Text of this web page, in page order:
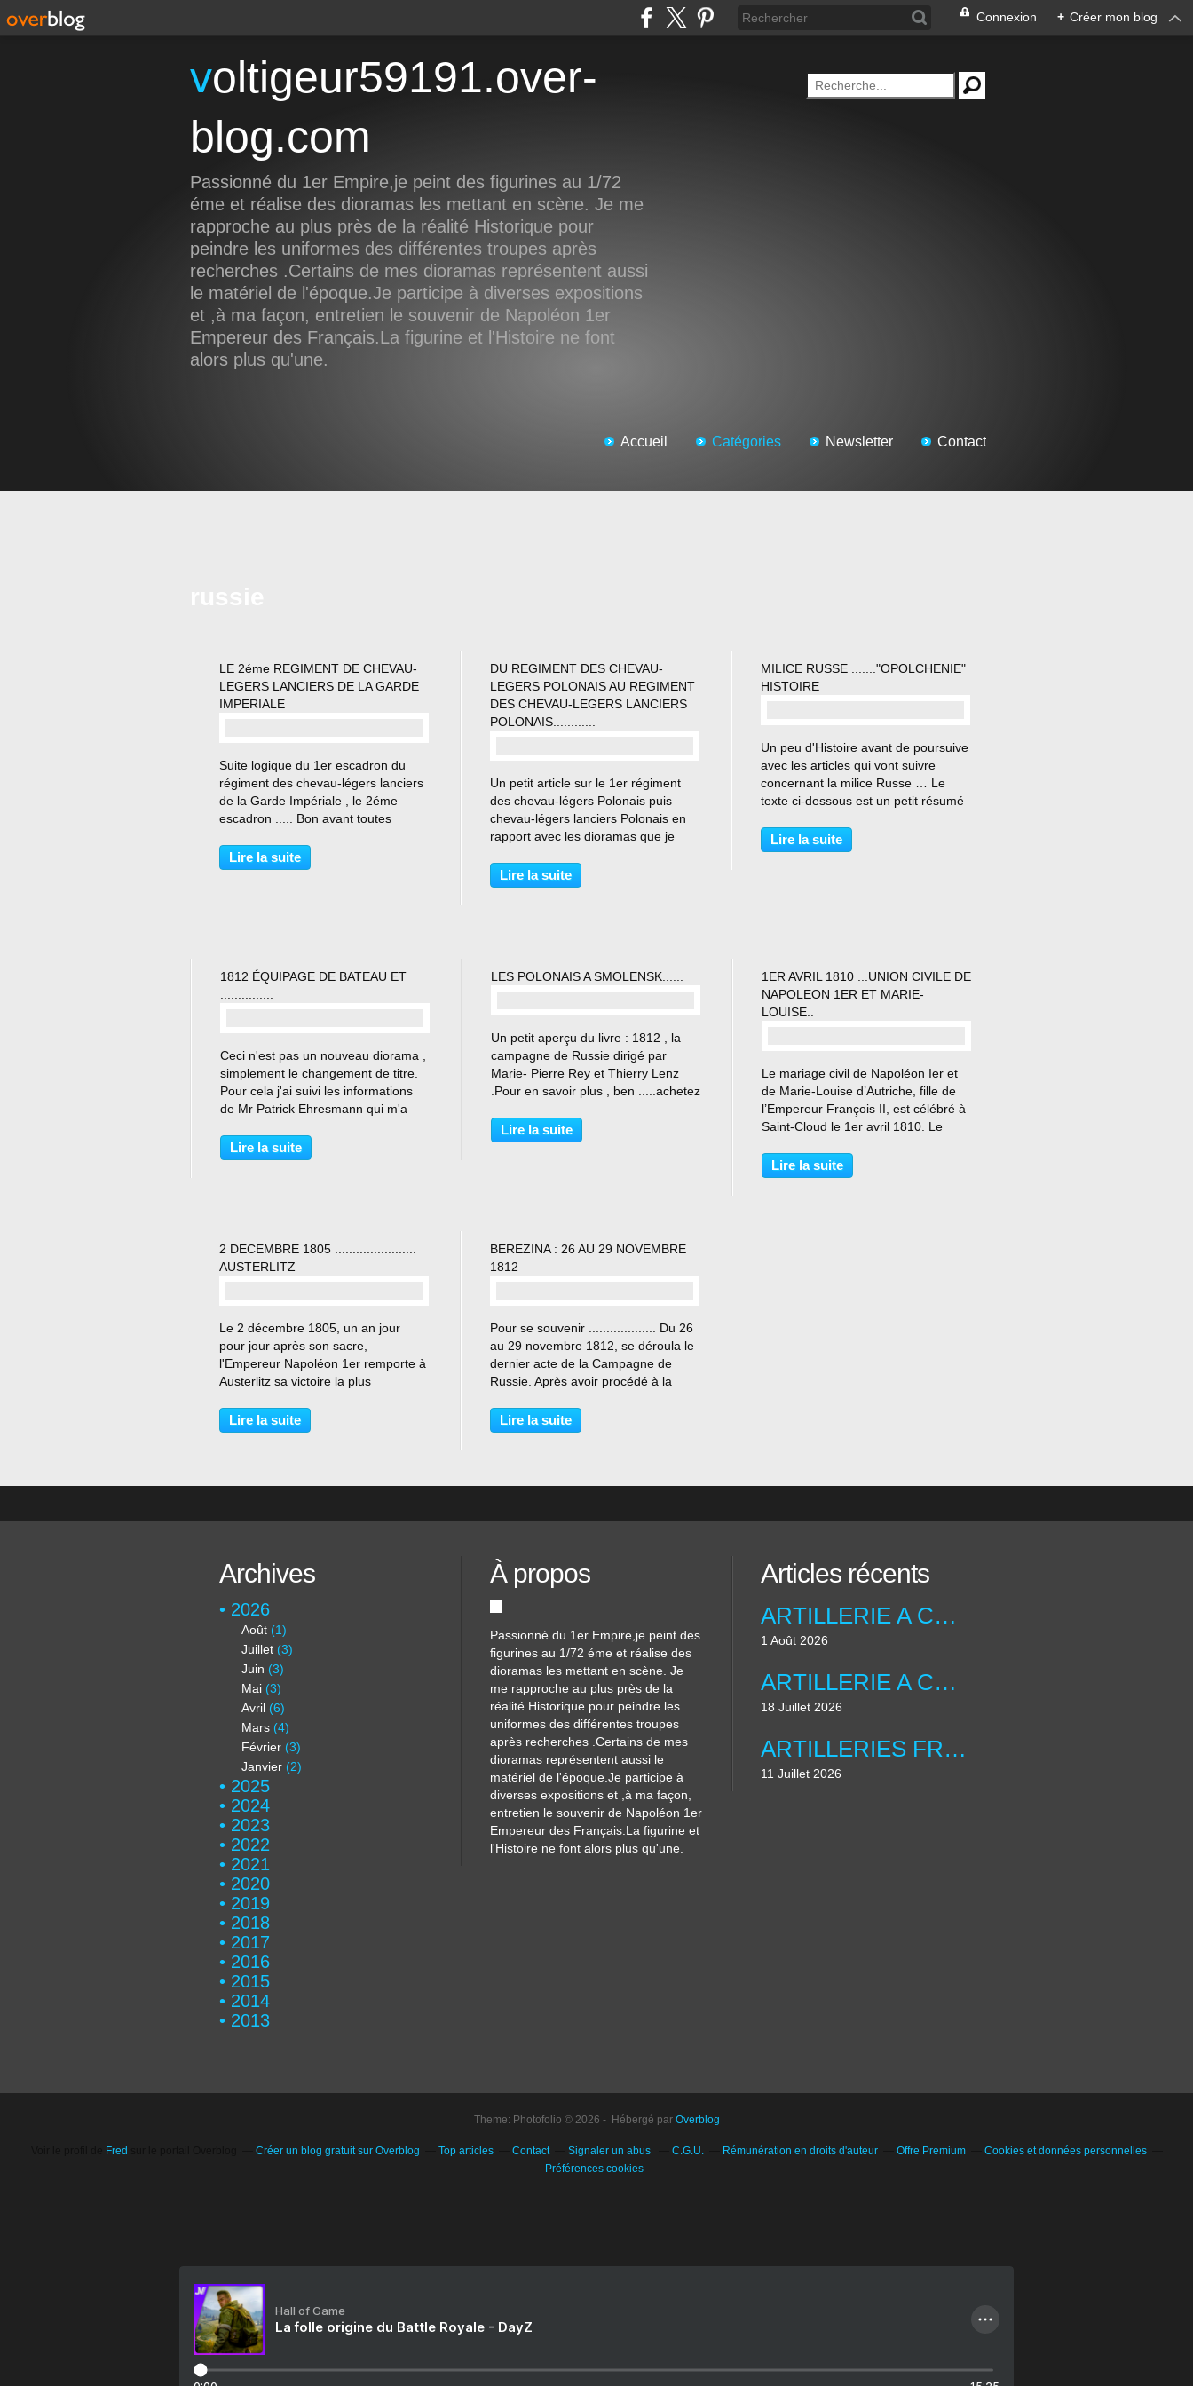
Connexion + Créer mon blog
voltigeur59191.over-
blog.com
Passionné du 1er Empire,je peint des figurines au 1/72
éme et réalise des dioramas les mettant en scène. Je me
rapproche au plus près de la réalité Historique pour
peindre les uniformes des différentes troupes après
recherches .Certains de mes dioramas représentent aussi
le matériel de l'époque.Je participe à diverses expositions
et ,à ma façon, entretien le souvenir de Napoléon 1er
Empereur des Français.La figurine et l'Histoire ne font
alors plus qu'une.
Accueil Catégories Newsletter Contact
LE 2éme REGIMENT DE CHEVAU-
LEGERS LANCIERS DE LA GARDE
IMPERIALE
Suite logique du 1er escadron du
régiment des chevau-légers lanciers
de la Garde Impériale , le 2éme
escadron ..... Bon avant toutes
dis un peu c'est un résumé car avec
internet chacun est libre
Lire la suite
DU REGIMENT DES CHEVAU-
LEGERS POLONAIS AU REGIMENT
DES CHEVAU-LEGERS LANCIERS
POLONAIS............
Un petit article sur le 1er régiment
des chevau-légers Polonais puis
chevau-légers lanciers Polonais en
rapport avec les dioramas que je
évident que l'Histoire de ce régiment
ne tient pas en ces quelques
Lire la suite
MILICE RUSSE ......."OPOLCHENIE"
HISTOIRE
Un peu d'Histoire avant de poursuive
avec les articles qui vont suivre
concernant la milice Russe … Le
texte ci-dessous est un petit résumé
ainsi que les sources qui m'ont
aidées à le rédiger. Milice populaire
Lire la suite
1812 ÉQUIPAGE DE BATEAU ET
Ceci n'est pas un nouveau diorama ,
simplement le changement de titre.
Pour cela j'ai suivi les informations
de Mr Patrick Ehresmann qui m'a
mars 2018 et je l'en remercie . Ce
modèle particulier de haquet portant
Lire la suite
LES POLONAIS A SMOLENSK......
Un petit aperçu du livre : 1812 , la
campagne de Russie dirigé par
Marie- Pierre Rey et Thierry Lenz
.Pour en savoir plus , ben .....achetez
fournirent 75000 hommes en 1812
dont 3600 au corps de Poniatowski
Lire la suite
1ER AVRIL 1810 ...UNION CIVILE DE
NAPOLEON 1ER ET MARIE-
LOUISE..
Le mariage civil de Napoléon Ier et
de Marie-Louise d’Autriche, fille de
l’Empereur François II, est célébré à
Saint-Cloud le 1er avril 1810. Le
lendemain dans le salon carré du
palais du Louvre. Le peuple de
Lire la suite
2 DECEMBRE 1805 .......................
AUSTERLITZ
Le 2 décembre 1805, un an jour
pour jour après son sacre,
l'Empereur Napoléon 1er remporte à
Austerlitz sa victoire la plus
un soleil hors saison, il vainc deux
autres Empereurs, Alexandre 1er,
Lire la suite
BEREZINA : 26 AU 29 NOVEMBRE
1812
Pour se souvenir ................... Du 26
au 29 novembre 1812, se déroula le
dernier acte de la Campagne de
Russie. Après avoir procédé à la
Orcha, Napoléon apprend que les
ponts de Borisov, enjambant la
Lire la suite
Archives
2026
Août (1)
Juillet (3)
Juin (3)
Mai (3)
Avril (6)
Mars (4)
Février (3)
Janvier (2)
2025
2024
2023
2022
2021
2020
2019
2018
2017
2016
2015
2014
2013
À propos
Passionné du 1er Empire,je peint des
figurines au 1/72 éme et réalise des
dioramas les mettant en scène. Je
me rapproche au plus près de la
réalité Historique pour peindre les
uniformes des différentes troupes
après recherches .Certains de mes
dioramas représentent aussi le
matériel de l'époque.Je participe à
diverses expositions et ,à ma façon,
entretien le souvenir de Napoléon 1er
Empereur des Français.La figurine et
l'Histoire ne font alors plus qu'une.
Articles récents
ARTILLERIE A CHEVAL ANGLAISE ....UNIFORMOLOGIE
1 Août 2026
ARTILLERIE A CHEVAL ANGLAISE ...
18 Juillet 2026
ARTILLERIES FRANCAISE , LES DIORAMAS ....
11 Juillet 2026
Theme: Photofolio © 2026 - Hébergé par Overblog
Fred Créer un blog gratuit sur Overblog Top articles Contact Signaler un abus C.G.U. Rémunération en droits d'auteur Offre Premium
Cookies et données personnelles
Préférences cookies
Hall of Game
La folle origine du Battle Royale - DayZ